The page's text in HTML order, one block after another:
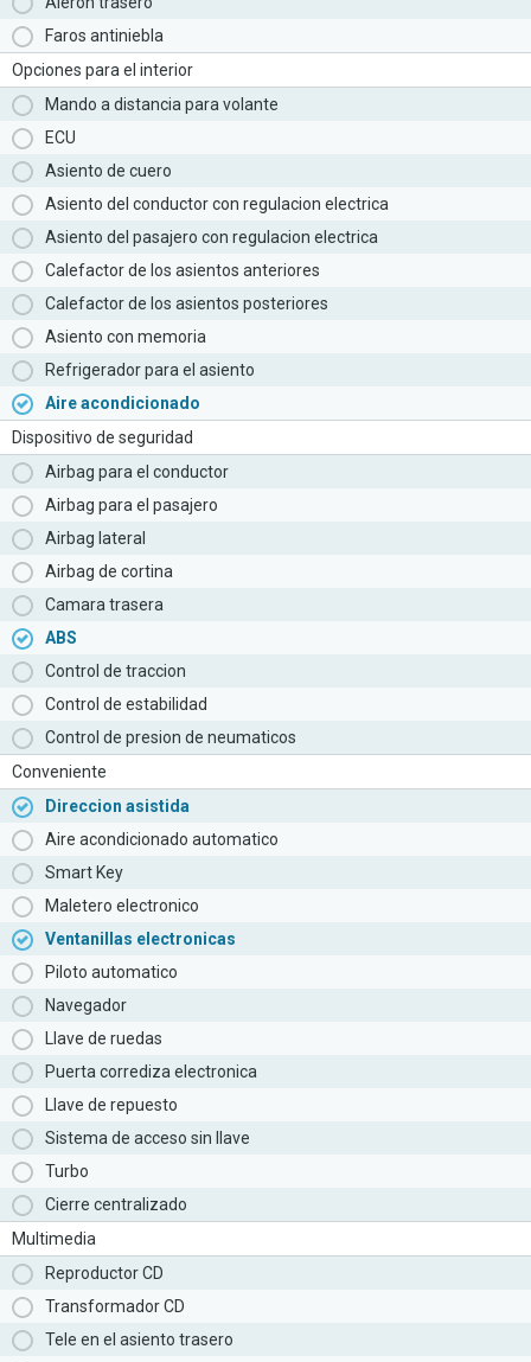
Faros antiniebla
Opciones para el interior
Mando a distancia para volante
ECU
Asiento de cuero
Asiento del conductor con regulacion electrica
Asiento del pasajero con regulacion electrica
Calefactor de los asientos anteriores
Calefactor de los asientos posteriores
Asiento con memoria
Refrigerador para el asiento
Aire acondicionado
Dispositivo de seguridad
Airbag para el conductor
Airbag para el pasajero
Airbag lateral
Airbag de cortina
Camara trasera
ABS
Control de traccion
Control de estabilidad
Control de presion de neumaticos
Conveniente
Direccion asistida
Aire acondicionado automatico
Smart Key
Maletero electronico
Ventanillas electronicas
Piloto automatico
Navegador
Llave de ruedas
Puerta corrediza electronica
Llave de repuesto
Sistema de acceso sin llave
Turbo
Cierre centralizado
Multimedia
Reproductor CD
Transformador CD
Tele en el asiento trasero